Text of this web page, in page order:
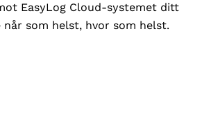
EasyLog Cloud-systemet ditt
som helst, hvor som helst.